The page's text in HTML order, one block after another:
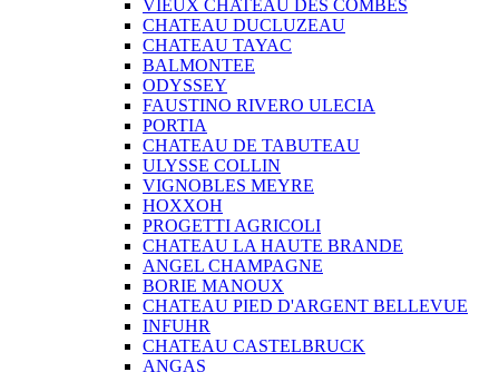
VIEUX CHATEAU DES COMBES
CHATEAU DUCLUZEAU
CHATEAU TAYAC
BALMONTEE
ODYSSEY
FAUSTINO RIVERO ULECIA
PORTIA
CHATEAU DE TABUTEAU
ULYSSE COLLIN
VIGNOBLES MEYRE
HOXXOH
PROGETTI AGRICOLI
CHATEAU LA HAUTE BRANDE
ANGEL CHAMPAGNE
BORIE MANOUX
CHATEAU PIED D'ARGENT BELLEVUE
INFUHR
CHATEAU CASTELBRUCK
ANGAS